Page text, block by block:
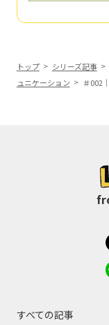
トップ シリーズ記事
ュニケーション
＃002
すべての記事